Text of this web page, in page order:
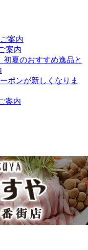
案内
案内
初夏のおすすめ逸品と
ポンが新しくなりま
案内